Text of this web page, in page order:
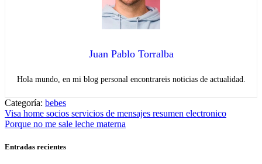
Juan Pablo Torralba
Hola mundo, en mi blog personal encontrareis noticias de actualidad.
Categoría: bebes
Navegación
de
entradas
Entrada
anterior:
Visa home socios servicios de mensajes resumen electronico
Entrada
Porque no me sale leche materna
Entradas recientes